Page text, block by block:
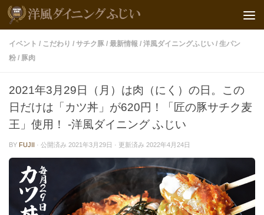
イベント / こだわり / サチク豚 / 最新情報 / 洋風ダイニングふじい / 生パン
粉 / 豚肉
2021年3月29日（月）は肉（にく）の日。この
日だけは「カツ丼」が620円！「匠の豚サチク麦
王」使用！ -洋風ダイニング ふじい
BY FUJII · 公開済み 2021年3月29日 · 更新済み 2022年4月24日